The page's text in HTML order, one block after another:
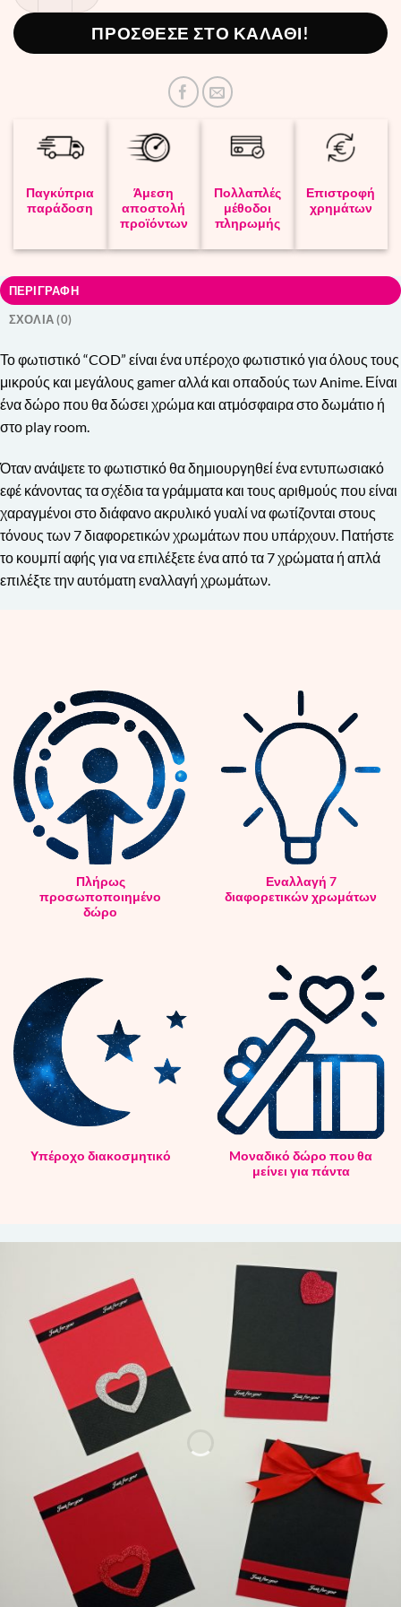
ΠΡΟΣΘΕΣΕ ΣΤΟ ΚΑΛΑΘΙ!
Παγκύπρια
παράδοση
Άμεση
αποστολή
προϊόντων
Πολλαπλές
μέθοδοι
πληρωμής
Επιστροφή
χρημάτων
ΠΕΡΙΓΡΑΦΗ
ΣΧΟΛΙΑ (0)
Το φωτιστικό “COD” είναι ένα υπέροχο φωτιστικό για όλους τους
μικρούς και μεγάλους gamer αλλά και οπαδούς των Anime. Είναι
ένα δώρο που θα δώσει χρώμα και ατμόσφαιρα στο δωμάτιο ή
στο play room.
Όταν ανάψετε το φωτιστικό θα δημιουργηθεί ένα εντυπωσιακό
εφέ κάνοντας τα σχέδια τα γράμματα και τους αριθμούς που είναι
χαραγμένοι στο διάφανο ακρυλικό γυαλί να φωτίζονται στους
τόνους των 7 διαφορετικών χρωμάτων που υπάρχουν. Πατήστε
το κουμπί αφής για να επιλέξετε ένα από τα 7 χρώματα ή απλά
επιλέξτε την αυτόματη εναλλαγή χρωμάτων.
Πλήρως
προσωποποιημένο
δώρο
Εναλλαγή 7
διαφορετικών χρωμάτων
Υπέροχο διακοσμητικό
Mοναδικό δώρο που θα
μείνει για πάντα